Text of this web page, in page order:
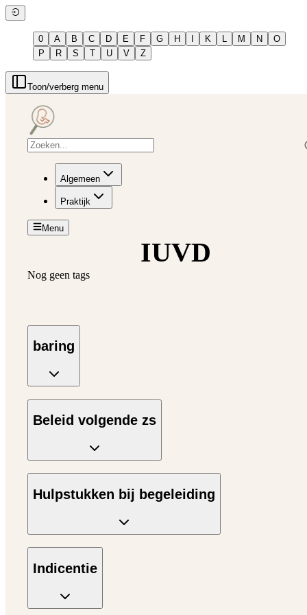
0 A B C D E F G H K L M N
O
P
R S T U V Z
Toon/verberg menu
Algemeen
Praktijk
Menu
IUVD
Nog geen tags
baring
Beleid volgende zs
Hulpstukken bij begeleiding
Indicentie